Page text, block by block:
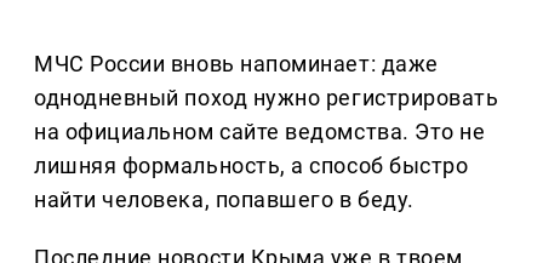
МЧС России вновь напоминает: даже
однодневный поход нужно регистрировать
на официальном сайте ведомства. Это не
лишняя формальность, а способ быстро
найти человека, попавшего в беду.